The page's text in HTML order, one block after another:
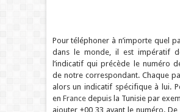
Pour téléphoner à n’importe quel
dans le monde, il est impératif
l’indicatif qui précède le numéro
de notre correspondant. Chaque
alors un indicatif spécifique à lui.
en Francedepuis la Tunisie par
ajouter +00 33 avant le numéro.